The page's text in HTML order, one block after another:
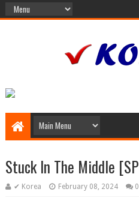
Stuck In The Middle
✔ Korea February 08, 2024 0